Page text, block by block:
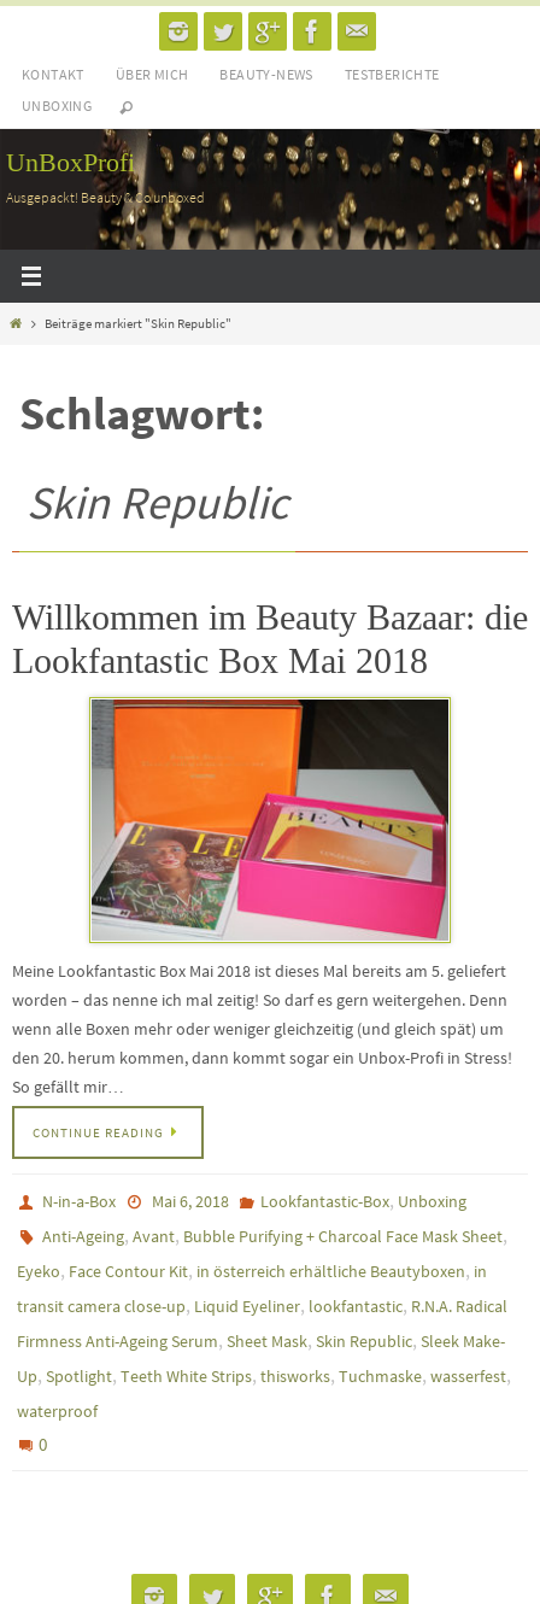
springen
KONTAKT ÜBER MICH BEAUTY-NEWS
TESTBERICHTE
UNBOXING
UnBoxProfi
Ausgepackt! Beauty & Co unboxed
HomeBeiträge markiert "Skin Republic"
Schlagwort:
Skin Republic
Willkommen im Beauty Bazaar: die
Lookfantastic Box Mai 2018
Meine Lookfantastic Box Mai 2018 ist dieses Mal bereits am 5. geliefert
worden – das nenne ich mal zeitig! So darf es gern weitergehen. Denn
wenn alle Boxen mehr oder weniger gleichzeitig (und gleich spät) um
den 20. herum kommen, dann kommt sogar ein Unbox-Profi in Stress!
So gefällt mir…
CONTINUE READING
N-in-a-Box Mai 6, 2018 Lookfantastic-Box, Unboxing
Anti-Ageing,Avant, Bubble Purifying + Charcoal Face Mask Sheet,
Eyeko, Face Contour Kit, in österreich erhältliche Beautyboxen, in
transit camera close-up, Liquid Eyeliner, lookfantastic, R.N.A. Radical
Firmness Anti-Ageing Serum, Sheet Mask, Skin Republic, Sleek Make-
Up, Spotlight, Teeth White Strips, thisworks, Tuchmaske, wasserfest,
waterproof
0